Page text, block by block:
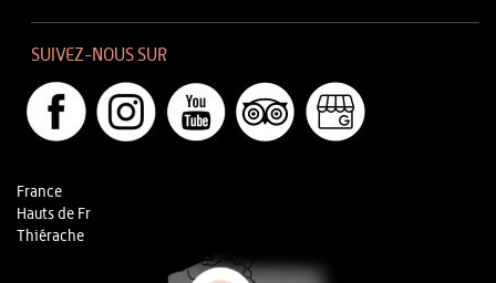
SUIVEZ-NOUS SUR
France
Hauts de Fr
Thiérache